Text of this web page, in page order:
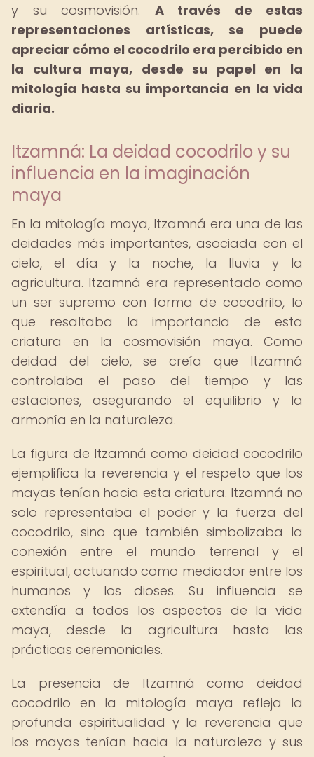
y su cosmovisión. A través de estas
representaciones artísticas, se puede
apreciar cómo el cocodrilo era percibido en
la cultura maya, desde su papel en la
mitología hasta su importancia en la vida
diaria.
Itzamná: La deidad cocodrilo y su
influencia en la imaginación
maya
En la mitología maya, Itzamná era una de las
deidades más importantes, asociada con el
cielo, el día y la noche, la lluvia y la
agricultura. Itzamná era representado como
un ser supremo con forma de cocodrilo, lo
que resaltaba la importancia de esta
criatura en la cosmovisión maya. Como
deidad del cielo, se creía que Itzamná
controlaba el paso del tiempo y las
estaciones, asegurando el equilibrio y la
armonía en la naturaleza.
La figura de Itzamná como deidad cocodrilo
ejemplifica la reverencia y el respeto que los
mayas tenían hacia esta criatura. Itzamná no
solo representaba el poder y la fuerza del
cocodrilo, sino que también simbolizaba la
conexión entre el mundo terrenal y el
espiritual, actuando como mediador entre los
humanos y los dioses. Su influencia se
extendía a todos los aspectos de la vida
maya, desde la agricultura hasta las
prácticas ceremoniales.
La presencia de Itzamná como deidad
cocodrilo en la mitología maya refleja la
profunda espiritualidad y la reverencia que
los mayas tenían hacia la naturaleza y sus